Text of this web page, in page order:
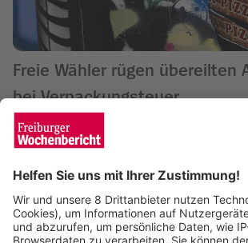
Freie Wähler rügen übereilten
bei Verpackungsteuer